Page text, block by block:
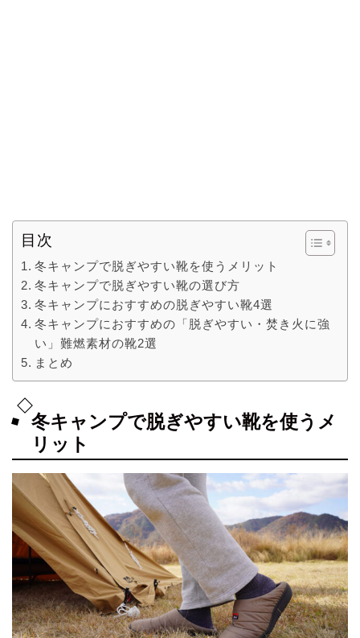
目次
冬キャンプで脱ぎやすい靴を使うメリット
冬キャンプで脱ぎやすい靴の選び方
冬キャンプにおすすめの脱ぎやすい靴4選
冬キャンプにおすすめの「脱ぎやすい・焚き火に強
い」難燃素材の靴2選
まとめ
冬キャンプで脱ぎやすい靴を使うメ
リット